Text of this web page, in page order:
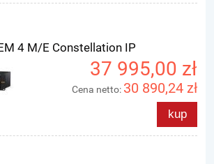
4 M/E Constellation IP
37 995,00 zł
Cena netto: 30 890,24 zł
kup